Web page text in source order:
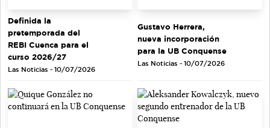
Definida la
pretemporada del
REBI Cuenca para el
curso 2026/27
Las Noticias - 10/07/2026
Gustavo Herrera,
nueva incorporación
para la UB Conquense
Las Noticias - 10/07/2026